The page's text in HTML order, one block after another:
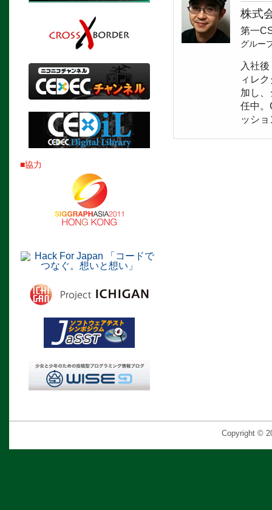
株式
第一
グルー
入社
ィレ
加し
任中
ッシ
■協力
Copyright ©